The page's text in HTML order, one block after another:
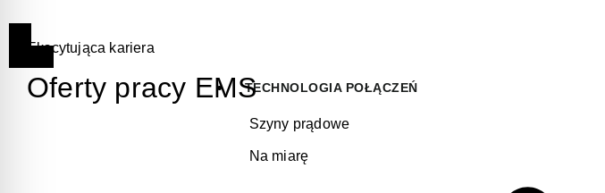
TECHNOLOGIA POŁĄCZEŃ
Szyny prądowe
Na miarę
Ekscytująca kariera
Oferty pracy EMS